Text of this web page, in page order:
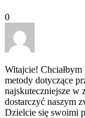
0
Witajcie! Chciałbym
metody dotyczące
najskuteczniejsze w
dostarczyć naszym
Dzielcie się swoimi